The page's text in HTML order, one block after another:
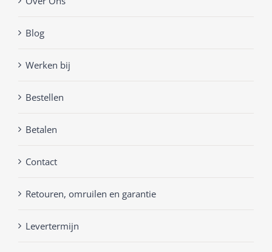
Blog
Werken bij
Bestellen
Betalen
Contact
Retouren, omruilen en garantie
Levertermijn